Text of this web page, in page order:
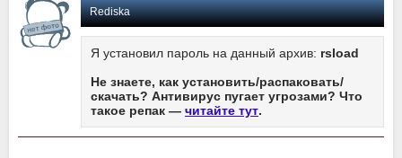
Rediska
Я установил пароль на данный архив: rsload
Не знаете, как установить/распаковать/
скачать? Антивирус пугает угрозами? Что
такое репак — читайте тут.